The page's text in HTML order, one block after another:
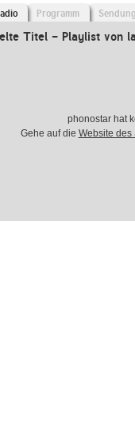
Programm
Titel - Playlist von
phonostar hat
Gehe auf die Website des